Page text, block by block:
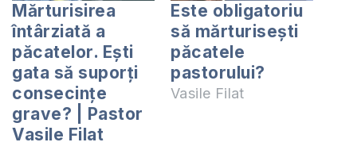
Mărturisirea
întârziată a
păcatelor. Ești
gata să suporți
consecințe
grave? | Pastor
Vasile Filat
Este obligatoriu
să mărturisești
păcatele
pastorului?
Vasile Filat